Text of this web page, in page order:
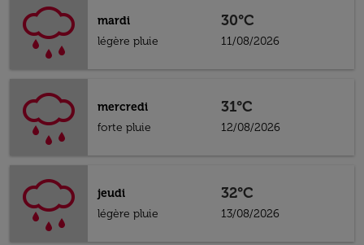
mardi
légère pluie
30°C
11/08/2026
mercredi
forte pluie
31°C
12/08/2026
jeudi
légère pluie
32°C
13/08/2026